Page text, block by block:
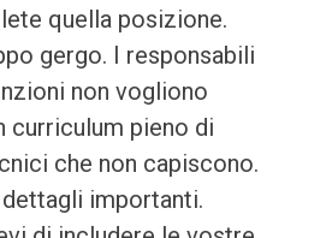
quella posizione.
gergo. I responsabili
non vogliono
curriculum pieno di
che non capiscono.
importanti.